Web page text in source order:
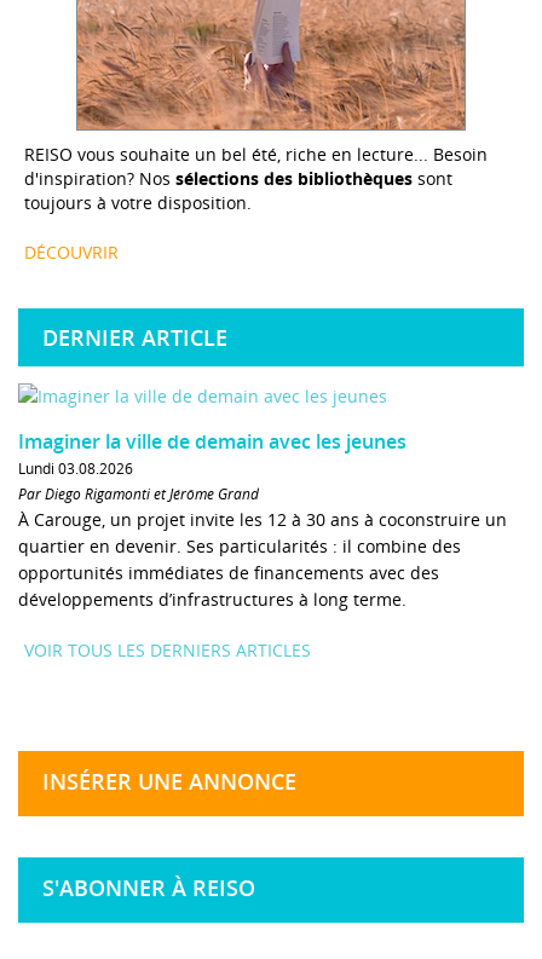
REISO vous souhaite un bel été, riche en lecture... Besoin
d'inspiration? Nos sélections des bibliothèques sont
toujours à votre disposition.
DÉCOUVRIR
DERNIER ARTICLE
Imaginer la ville de demain avec les jeunes
Lundi 03.08.2026
Par Diego Rigamonti et Jérôme Grand
À Carouge, un projet invite les 12 à 30 ans à coconstruire un
quartier en devenir. Ses particularités : il combine des
opportunités immédiates de financements avec des
développements d’infrastructures à long terme.
VOIR TOUS LES DERNIERS ARTICLES
INSÉRER UNE ANNONCE
S'ABONNER À REISO